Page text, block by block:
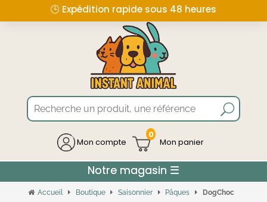
🕒 Expédition rapide sous 48 heures
Mon compte
0
Accueil Boutique Saisonnier Pâques
DogChoc